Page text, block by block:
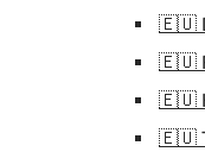
🇪🇺
🇪🇺
🇪🇺
🇪🇺